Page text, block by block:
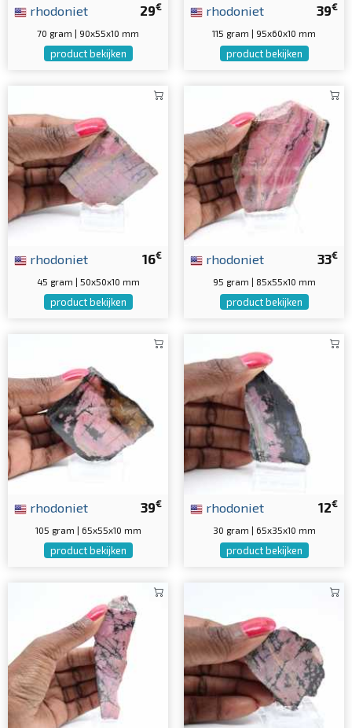
29€
rhodoniet
70 gram | 90x55x10 mm
product bekijken
39€
rhodoniet
115 gram | 95x60x10 mm
product bekijken
16€
rhodoniet
45 gram | 50x50x10 mm
product bekijken
33€
rhodoniet
95 gram | 85x55x10 mm
product bekijken
39€
rhodoniet
105 gram | 65x55x10 mm
product bekijken
12€
rhodoniet
30 gram | 65x35x10 mm
product bekijken